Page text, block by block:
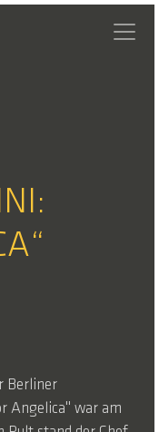
Berliner
Angelica" war am